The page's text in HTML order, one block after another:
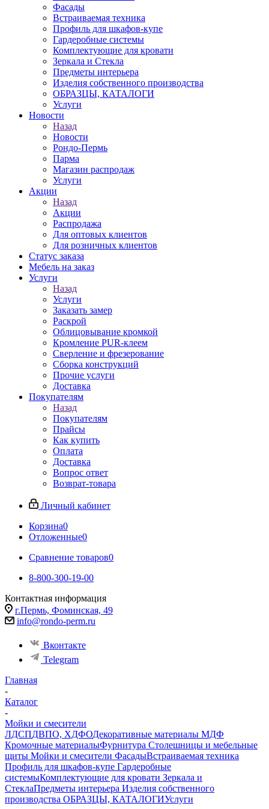
Фасады
Встраиваемая техника
Профиль для шкафов-купе
Гардеробные системы
Комплектующие для кровати
Зеркала и Стекла
Предметы интерьера
Изделия собственного производства
ОБРАЗЦЫ, КАТАЛОГИ
Услуги
Новости
Назад
Новости
Рондо-Пермь
Парма
Магазин распродаж
Услуги
Акции
Назад
Акции
Распродажа
Для оптовых клиентов
Для розничных клиентов
Статус заказа
Мебель на заказ
Услуги
Назад
Услуги
Заказать замер
Раскрой
Облицовывание кромкой
Кромление PUR-клеем
Сверление и фрезерование
Сборка конструкций
Прочие услуги
Доставка
Покупателям
Назад
Покупателям
Прайсы
Как купить
Оплата
Доставка
Вопрос ответ
Возврат-товара
Личный кабинет
Корзина0
Отложенные0
Сравнение товаров0
8-800-300-19-00
Контактная информация
г.Пермь, Фоминская, 49
info@rondo-perm.ru
Вконтакте
Telegram
Главная
-
Каталог
-
Мойки и смесители
ЛДСПДВПО, ХДФОДекоративные материалы МДФ
Кромочные материалыФурнитура Столешницы и мебельные
щиты Мойки и смесители ФасадыВстраиваемая техника
Профиль для шкафов-купе Гардеробные
системыКомплектующие для кровати Зеркала и
СтеклаПредметы интерьера Изделия собственного
производства ОБРАЗЦЫ, КАТАЛОГИУслуги